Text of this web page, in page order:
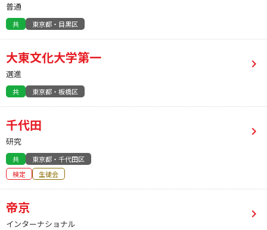
普通
共 東京都・目黒区
大東文化大学第一
選進
共 東京都・板橋区
千代田
研究
共
東京都・千代田区
検定
生徒会
帝京
インターナショナル